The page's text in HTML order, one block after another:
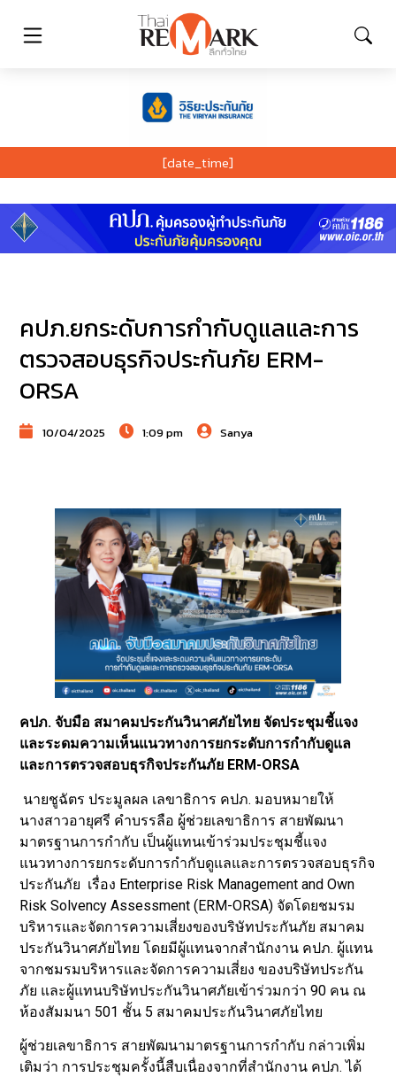
[date_time]
คปภ.ยกระดับการกำกับดูแลและการ
ตรวจสอบธุรกิจประกันภัย ERM-
ORSA
10/04/2025 1:09 pm Sanya
คปภ. จับมือ สมาคมประกันวินาศภัยไทย จัดประชุมชี้แจง
และระดมความเห็นแนวทางการยกระดับการกำกับดูแล
และการตรวจสอบธุรกิจประกันภัย ERM-ORSA
นายชูฉัตร ประมูลผล เลขาธิการ คปภ. มอบหมายให้
นางสาวอายุศรี คำบรรลือ ผู้ช่วยเลขาธิการ สายพัฒนา
มาตรฐานการกำกับ เป็นผู้แทนเข้าร่วมประชุมชี้แจง
แนวทางการยกระดับการกำกับดูแลและการตรวจสอบธุรกิจ
ประกันภัย เรื่อง Enterprise Risk Management and Own
Risk Solvency Assessment (ERM-ORSA) จัดโดยชมรม
บริหารและจัดการความเสี่ยงของบริษัทประกันภัย สมาคม
ประกันวินาศภัยไทย โดยมีผู้แทนจากสำนักงาน คปภ. ผู้แทน
จากชมรมบริหารและจัดการความเสี่ยง ของบริษัทประกัน
ภัย และผู้แทนบริษัทประกันวินาศภัยเข้าร่วมกว่า 90 คน ณ
ห้องสัมมนา 501 ชั้น 5 สมาคมประกันวินาศภัยไทย
ผู้ช่วยเลขาธิการ สายพัฒนามาตรฐานการกำกับ กล่าวเพิ่ม
เติมว่า การประชุมครั้งนี้สืบเนื่องจากที่สำนักงาน คปภ. ได้